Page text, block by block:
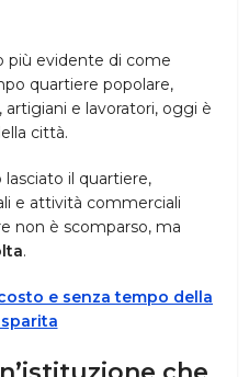
più evidente di come
quartiere popolare,
e lavoratori, oggi è
città.
il quartiere,
e attività commerciali
non è scomparso, ma
.
e senza tempo della